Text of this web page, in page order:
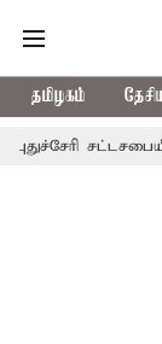
தமிழகம்
சட்டசபையில்